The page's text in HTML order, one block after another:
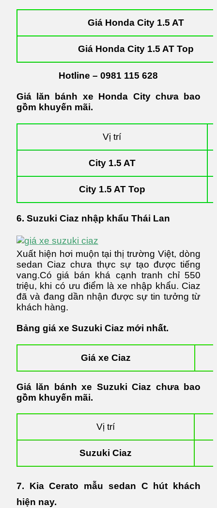
Giá Honda City 1.5 AT
Giá Honda City 1.5 AT Top
Hotline –0981 115 628
Giá lăn bánh xe Honda City chưa bao
gồm khuyến mãi.
Vị trí
City 1.5 AT
City 1.5 AT Top
6. Suzuki Ciaz nhập khẩu Thái Lan
Xuất hiện hơi muộn tại thị trường Việt, dòng
sedan Ciaz chưa thực sự tạo được tiếng
vang.Có giá bán khá cạnh tranh chỉ 550
triệu, khi có ưu điểm là xe nhập khẩu. Ciaz
đã và đang dần nhận được sự tin tưởng từ
khách hàng.
Bảng giá xe Suzuki Ciaz mới nhất.
Giá xe Ciaz
Giá lăn bánh xe Suzuki Ciaz chưa bao
gồm khuyến mãi.
Vị trí
Suzuki Ciaz
7. Kia Cerato mẫu sedan C hút khách
hiện nay.